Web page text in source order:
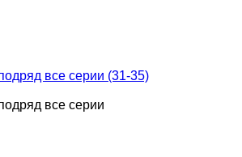
все серии (31-35)
все серии